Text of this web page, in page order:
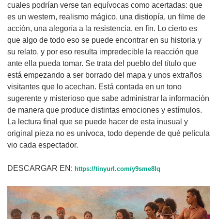
cuales podrían verse tan equívocas como acertadas: que
es un western, realismo mágico, una distiopía, un filme de
acción, una alegoría a la resistencia, en fin. Lo cierto es
que algo de todo eso se puede encontrar en su historia y
su relato, y por eso resulta impredecible la reacción que
ante ella pueda tomar. Se trata del pueblo del título que
está empezando a ser borrado del mapa y unos extraños
visitantes que lo acechan. Está contada en un tono
sugerente y misterioso que sabe administrar la información
de manera que produce distintas emociones y estímulos.
La lectura final que se puede hacer de esta inusual y
original pieza no es unívoca, todo depende de qué película
vio cada espectador.
DESCARGAR EN: https://tinyurl.com/y9sme8lq